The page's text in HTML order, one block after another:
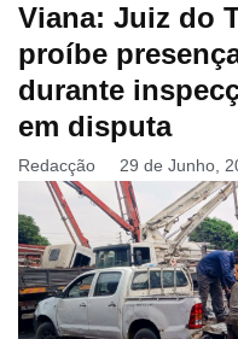
Viana: Juiz do
proíbe
durante
em disputa
Redacção 29 de Junho,